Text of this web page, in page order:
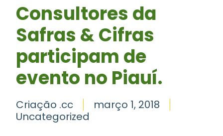
Consultores da
Safras & Cifras
participam de
evento no Piauí.
Criação .cc
março 1, 2018
Uncategorized